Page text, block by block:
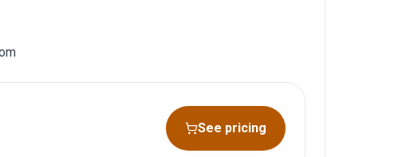
See pricing